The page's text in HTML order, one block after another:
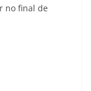
no final de